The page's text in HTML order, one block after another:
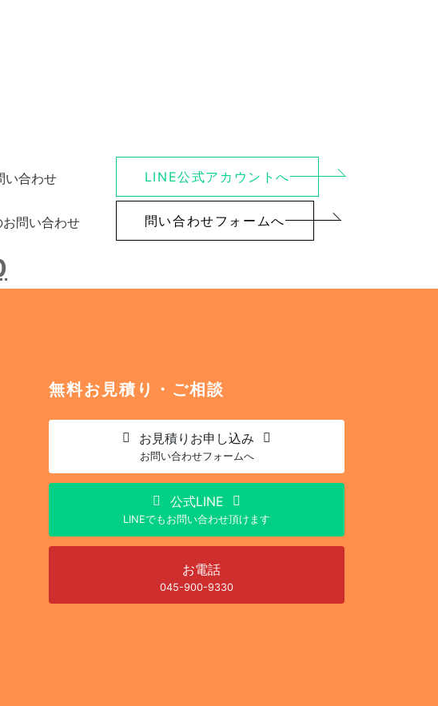
い合わせ LINE公式アカウントへ
問い合わせ 問い合わせフォームへ
無料お見積り・ご相談
お見積り お申し込み
お問い合わせフォームへ
公式LINE
LINEでもお問い合わせ頂けます
お電話
045-900-9330